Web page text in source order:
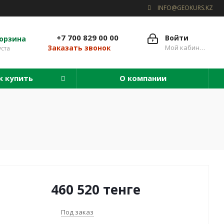
INFO@GEOKURS.KZ
Войти
Мой кабинет
+7 700 829 00 00
Заказать звонок
купить О компании
460 520 тенге
Под заказ